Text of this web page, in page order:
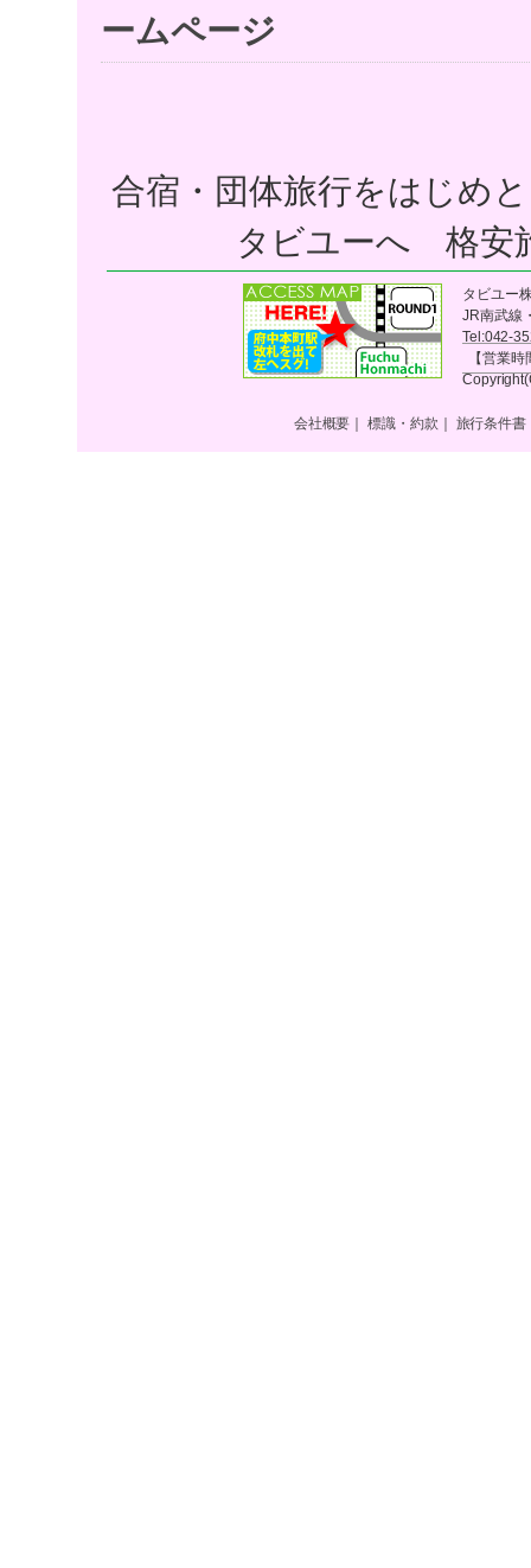
ームページ
合宿・団体旅行をはじめ
タビユーへ 格安
タビユー
JR南武線
Tel:042-
【営業
会社概要 標識・約款 旅行条件書